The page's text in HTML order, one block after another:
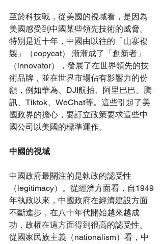
至於科技戰，從美國的視域看，是因為
美國感受到中國某些領先技術的威脅。
特別是近十年，中國由以往的「山寨複
製」（copycat） 漸漸成了「創新者」
（innovator），發展了在世界領先的技
術品牌，並在世界市場佔有影響力的份
額，例如華為、DJI航拍、阿里巴巴、騰
訊、Tiktok、WeChat等。這些引起了美
國政界的擔心，要訂立政策要求這些中
國公司以美國的標準運作。
中國的視域
中國政府最關注的是執政的認受性
（legitimacy）。從經濟方面看，自1949
年執政以來，中國政府在經濟建設方面
不斷進步，在八十年代開始越來越成
功，政權在這方面得到很高的認受性。
從國家民族主義（nationalism）看，中